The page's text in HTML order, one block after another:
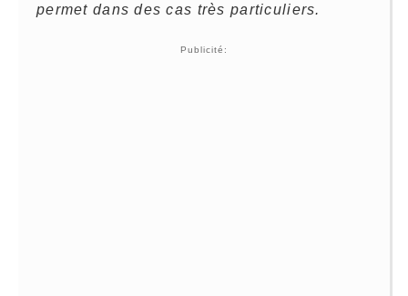
permet dans des cas très particuliers.
Publicité: